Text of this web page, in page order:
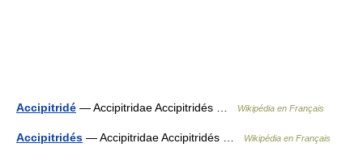
Accipitridé — Accipitridae Accipitridés … Wikipédia en Français
Accipitridés — Accipitridae Accipitridés … Wikipédia en Français